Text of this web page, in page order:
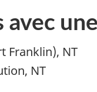
avec
Franklin), NT
NT